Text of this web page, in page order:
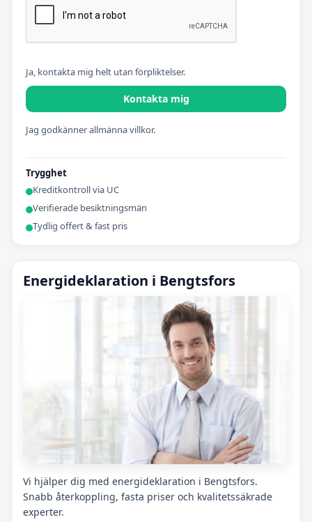
Ja, kontakta mig helt utan förpliktelser.
Kontakta mig
Jag godkänner allmänna villkor.
Trygghet
Kreditkontroll via UC
Verifierade besiktningsmän
Tydlig offert & fast pris
Energideklaration i Bengtsfors
Vi hjälper dig med energideklaration i Bengtsfors.
Snabb återkoppling, fasta priser och kvalitetssäkrade
experter.